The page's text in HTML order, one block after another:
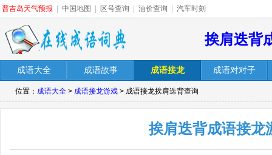
普吉岛天气预报 中国地图 区号查询 油价查询 汽车时刻
挨肩迭背
成语大全 成语故事 成语接龙 成语对对子
位置： 成语大全 > 成语接龙游戏 > 成语接龙挨肩迭背查询
挨肩迭背成语接龙